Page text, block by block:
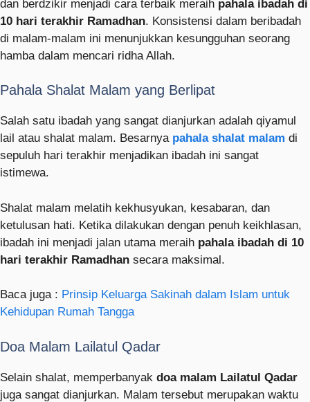
dan berdzikir menjadi cara terbaik meraih pahala ibadah di
10 hari terakhir Ramadhan. Konsistensi dalam beribadah
di malam-malam ini menunjukkan kesungguhan seorang
hamba dalam mencari ridha Allah.
Pahala Shalat Malam yang Berlipat
Salah satu ibadah yang sangat dianjurkan adalah qiyamul
lail atau shalat malam. Besarnya pahala shalat malam di
sepuluh hari terakhir menjadikan ibadah ini sangat
istimewa.
Shalat malam melatih kekhusyukan, kesabaran, dan
ketulusan hati. Ketika dilakukan dengan penuh keikhlasan,
ibadah ini menjadi jalan utama meraih pahala ibadah di 10
hari terakhir Ramadhan secara maksimal.
Baca juga : Prinsip Keluarga Sakinah dalam Islam untuk
Kehidupan Rumah Tangga
Doa Malam Lailatul Qadar
Selain shalat, memperbanyak doa malam Lailatul Qadar
juga sangat dianjurkan. Malam tersebut merupakan waktu